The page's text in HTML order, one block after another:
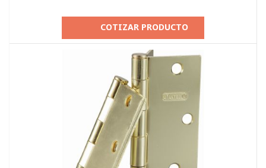
COTIZAR PRODUCTO